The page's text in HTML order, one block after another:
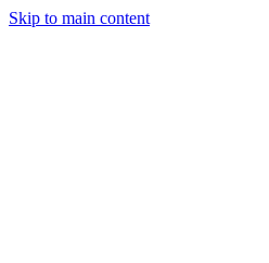
Skip to main content